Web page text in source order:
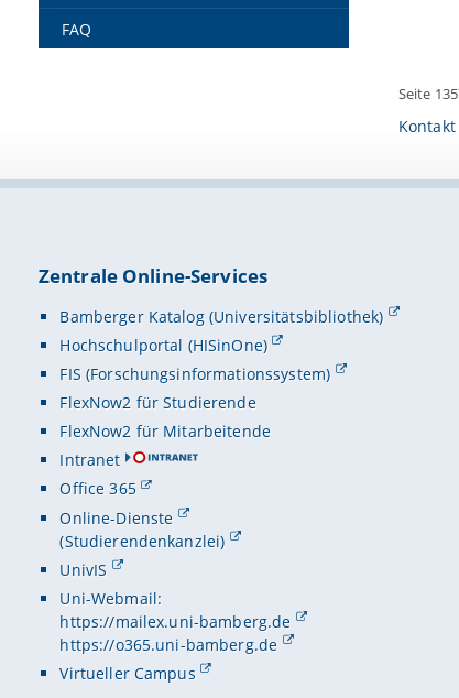
FAQ
Seite
Kontakt
Zentrale Online-Services
Bamberger Katalog (Universitätsbibliothek)
Hochschulportal (HISinOne)
FIS (Forschungsinformationssystem)
FlexNow2 für Studierende
FlexNow2 für Mitarbeitende
Intranet
Office 365
Online-Dienste
(Studierendenkanzlei)
UnivIS
Uni-Webmail:
https://mailex.uni-bamberg.de
https://o365.uni-bamberg.de
Virtueller Campus